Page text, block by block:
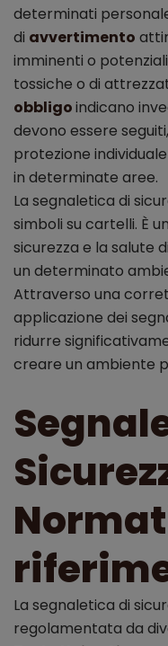
determinati
di avvertimento
imminenti o
tossiche o di
obbligoindicano
devono essere
protezione
in determinate aree.
La segnaletica di
simboli su cartelli. È
sicurezza e la salute
un determinato
Attraverso una
applicazione dei
ridurre
creare un ambiente
La segnaletica di
regolamentata da